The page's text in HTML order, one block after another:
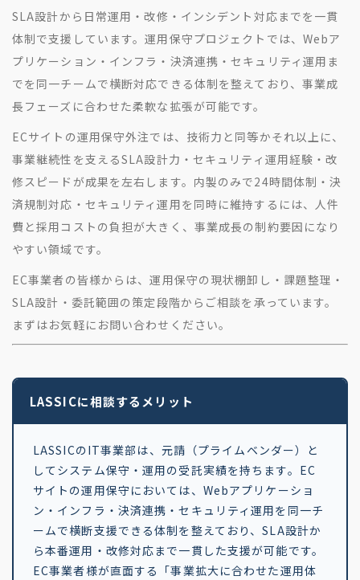
SLA設計から日常運用・改修・インシデント対応までを一貫
体制で支援しています。運用保守プロジェクトでは、Webア
プリケーション・インフラ・決済連携・セキュリティ運用ま
でを同一チームで横断対応できる体制を整えており、事業成
長フェーズに合わせた柔軟な拡張が可能です。
ECサイトの運用保守外注では、技術力と同等かそれ以上に、
事業継続性を支えるSLA設計力・セキュリティ運用経験・改
修スピードが成果を左右します。内製のみで24時間体制・決
済規制対応・セキュリティ運用を同時に維持するには、人件
費と採用コストの負担が大きく、事業成長の制約要因になり
やすい領域です。
EC事業者の皆様からは、運用保守の現状棚卸し・課題整理・
SLA設計・委託範囲の策定段階からご相談を承っています。
まずはお気軽にお問い合わせください。
LASSICに相談するメリット
LASSICのIT事業部は、元請（プライムベンダー）と
してシステム保守・運用の受託実績を持ちます。EC
サイトの運用保守においては、Webアプリケーショ
ン・インフラ・決済連携・セキュリティ運用を同一チ
ームで横断支援できる体制を整えており、SLA設計か
ら本番運用・改修対応まで一貫した支援が可能です。
EC事業者様が直面する「事業拡大に合わせた運用体